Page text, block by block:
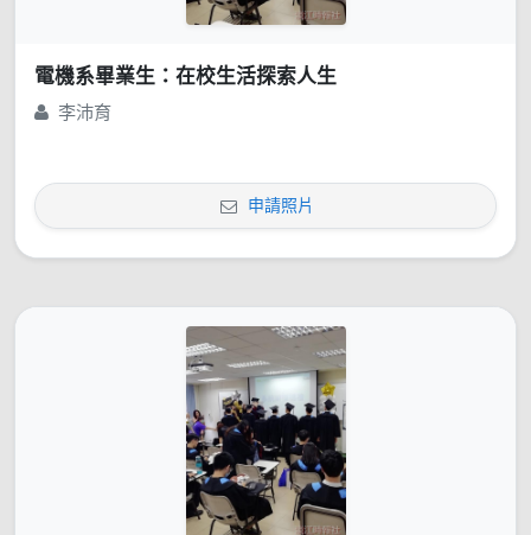
電機系畢業生：在校生活探索人生
李沛育
申請照片